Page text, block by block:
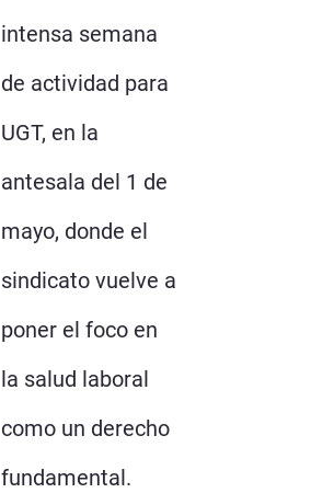
intensa semana
de actividad para
UGT, en la
antesala del 1 de
mayo, donde el
sindicato vuelve a
poner el foco en
la salud laboral
como un derecho
fundamental.